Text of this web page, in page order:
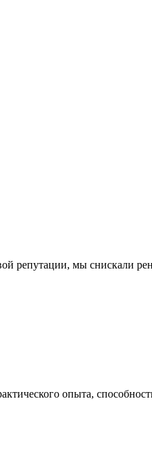
репутации, мы снискали
опыта,